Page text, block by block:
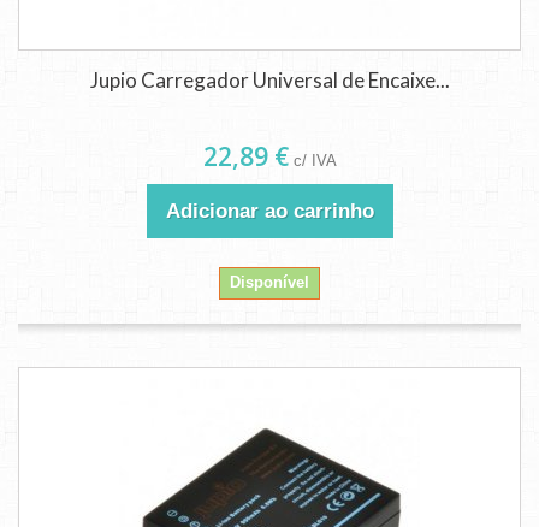
Jupio Carregador Universal de Encaixe...
22,89 € c/ IVA
Adicionar ao carrinho
Disponível